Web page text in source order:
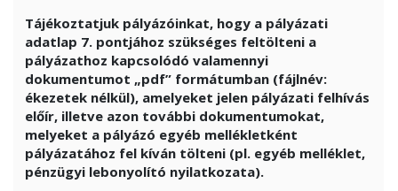
Tájékoztatjuk pályázóinkat, hogy a pályázati
adatlap 7. pontjához szükséges feltölteni a
pályázathoz kapcsolódó valamennyi
dokumentumot „pdf” formátumban (fájlnév:
ékezetek nélkül), amelyeket jelen pályázati felhívás
előír, illetve azon további dokumentumokat,
melyeket a pályázó egyéb mellékletként
pályázatához fel kíván tölteni (pl. egyéb melléklet,
pénzügyi lebonyolító nyilatkozata).